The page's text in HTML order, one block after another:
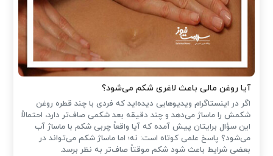
آیا روغن مالی باعث لاغری شکم می‌شود؟
اگر در اینستاگرام ویدیوهایی دیده‌اید که فردی با چند قطره روغن
شکمش را ماساژ می‌دهد و چند دقیقه بعد شکمی صاف‌تر دارد، احتمالاً
این سؤال برایتان پیش آمده که آیا واقعاً چربی شکم با ماساژ آب
می‌شود؟ پاسخ علمی کوتاه است: نه؛ اما ماساژ شکم می‌تواند در
بعضی شرایط باعث شود شکم موقتاً صاف‌تر به نظر برسد.